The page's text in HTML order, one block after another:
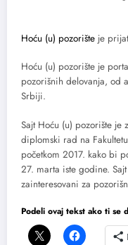
Hoću (u) pozorište je
Hoću (u) pozorište je
pozorišnih delovanja, od
Srbiji.
Sajt Hoću (u) pozorište je
diplomski rad na
početkom 2017. kako bi
27. marta iste godine.
zainteresovani za
Podeli ovaj tekst ako ti se